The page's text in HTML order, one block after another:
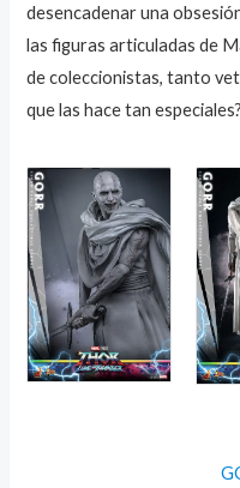
desencadenar una
las figuras articuladas de
de coleccionistas, tanto
que las hace tan especiales?